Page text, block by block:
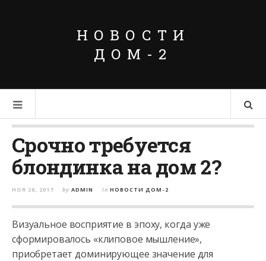
НОВОСТИ
ДОМ-2
Срочно требуется
блондинка на дом 2?
НОЯ 28, 2017 by ADMIN in НОВОСТИ ДОМ-2
Визуальное восприятие в эпоху, когда уже
сформировалось «клиповое мышление»,
приобретает доминирующее значение для